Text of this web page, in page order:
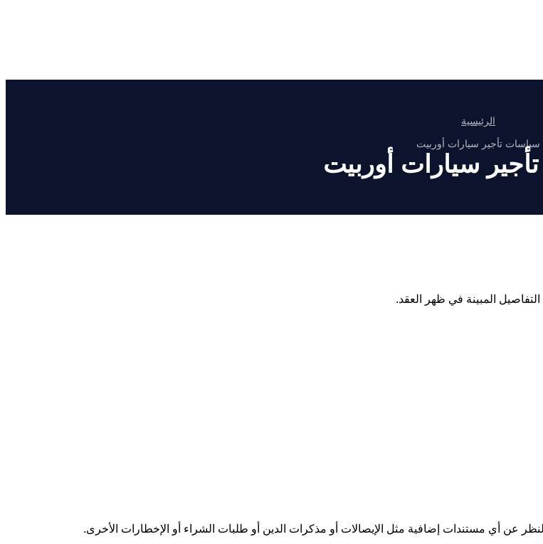
الرئيسية
سياسات تأجير سيارات أوربيت
سيارات أوربيت
المبينة في ظهر العقد.
عن أي مستندات إضافية مثل الإيصالات أو مذكرات الدين أو طلبات الشراء أو الإخطارات الأخرى.